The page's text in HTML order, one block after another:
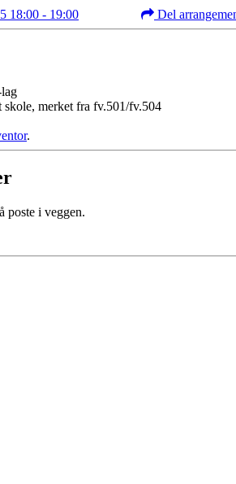
18:00 - 19:00 Del
skole, merket fra fv.501/fv.504
.
poste i veggen.